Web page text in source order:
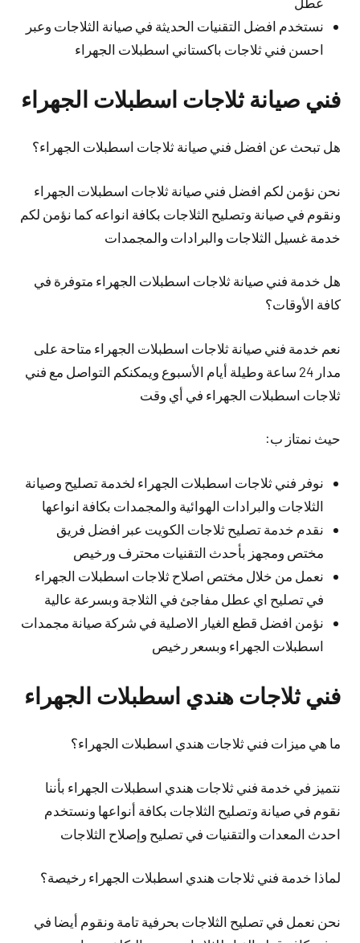
نستخدم افضل التقنيات الحديثة في صيانة الثلاجات وعبر
احسن فني ثلاجات باكستاني اسطبلات الجهراء
فني صيانة ثلاجات اسطبلات الجهراء
هل تبحث عن افضل فني صيانة ثلاجات اسطبلات الجهراء؟
نحن نؤمن لكم افضل فني صيانة ثلاجات اسطبلات الجهراء
ونقوم في صيانة وتصليح الثلاجات بكافة انواعه كما نؤمن لكم
خدمة غسيل الثلاجات والبرادات والمجمدات
هل خدمة فني صيانة ثلاجات اسطبلات الجهراء متوفرة في
كافة الأوقات؟
نعم خدمة فني صيانة ثلاجات اسطبلات الجهراء متاحة على
مدار 24 ساعة وطيلة أيام الأسبوع ويمكنكم التواصل مع فني
ثلاجات اسطبلات الجهراء في أي وقت
حيث نمتاز ب:
نوفر فني ثلاجات اسطبلات الجهراء لخدمة تصليح وصيانة
الثلاجات والبرادات الهوائية والمجمدات بكافة انواعها
نقدم خدمة تصليح ثلاجات الكويت عبر افضل فريق
مختص ومجهز بأحدث التقنيات محترف ورخيص
نعمل من خلال مختص اصلاح ثلاجات اسطبلات الجهراء
في تصليح اي عطل مفاجئ في الثلاجة وبسرعة عالية
نؤمن افضل قطع الغيار الاصلية في شركة صيانة مجمدات
اسطبلات الجهراء وبسعر رخيص
فني ثلاجات هندي اسطبلات الجهراء
ما هي ميزات فني ثلاجات هندي اسطبلات الجهراء؟
نتميز في خدمة فني ثلاجات هندي اسطبلات الجهراء بأننا
نقوم في صيانة وتصليح الثلاجات بكافة أنواعها ونستخدم
احدث المعدات والتقنيات في تصليح وإصلاح الثلاجات
لماذا خدمة فني ثلاجات هندي اسطبلات الجهراء رخيصة؟
نحن نعمل في تصليح الثلاجات بحرفية تامة ونقوم أيضا في